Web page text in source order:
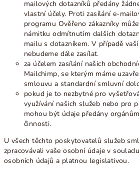
mailových dotazníků předány
vlastní účely. Proti zasílání e-
programu Ověřeno zákazníky
námitku odmítnutím dalších
mailu s dotazníkem. V případě
nebudeme dále zasílat.
za účelem zasílání našich
Mailchimp, se kterým máme
smlouvu a standardní smluvní
pokud je to nezbytné pro
využívání našich služeb nebo pro
mohou být údaje předány
činnosti.
U všech těchto poskytovatelů služeb
zpracovávali vaše osobní údaje v
osobních údajů a platnou legislativou.